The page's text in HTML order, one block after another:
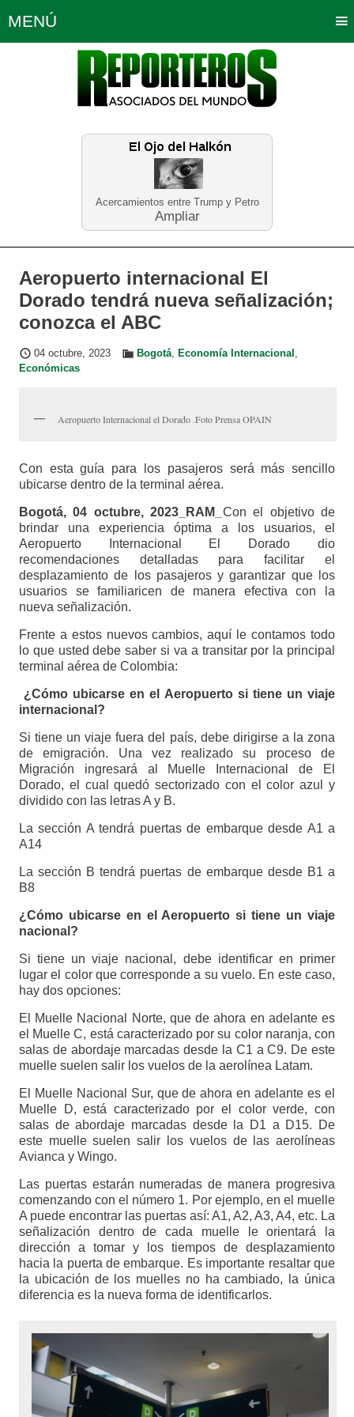
Acercamientos entre Trump y Petro
Ampliar
MENÚ
Política Opinión Bogotá
Planeta Tierra Deportes
Educación Neira
Aeropuerto internacional El
Dorado tendrá nueva señalización;
conozca el ABC
04 octubre, 2023 Bogotá, Economía Internacional ,
Económicas
Aeropuerto Internacional el Dorado .Foto Prensa OPAIN
Con esta guía para los pasajeros será más sencillo
ubicarse dentro de la terminal aérea.
Bogotá, 04 octubre, 2023_RAM_ Con el objetivo de
brindar una experiencia óptima a los usuarios, el
Aeropuerto Internacional El Dorado dio
recomendaciones detalladas para facilitar el
desplazamiento de los pasajeros y garantizar que los
usuarios se familiaricen de manera efectiva con la
nueva señalización.
Frente a estos nuevos cambios, aquí le contamos todo
lo que usted debe saber si va a transitar por la principal
terminal aérea de Colombia:
¿Cómo ubicarse en el Aeropuerto si tiene un viaje
internacional?
Si tiene un viaje fuera del país, debe dirigirse a la zona
de emigración. Una vez realizado su proceso de
Migración ingresará al Muelle Internacional de El
Dorado, el cual quedó sectorizado con el color azul y
dividido con las letras A y B.
La sección A tendrá puertas de embarque desde A1 a
A14
La sección B tendrá puertas de embarque desde B1 a
B8
¿Cómo ubicarse en el Aeropuerto si tiene un viaje
nacional?
Si tiene un viaje nacional, debe identificar en primer
lugar el color que corresponde a su vuelo. En este caso,
hay dos opciones:
El Muelle Nacional Norte, que de ahora en adelante es
el Muelle C, está caracterizado por su color naranja, con
salas de abordaje marcadas desde la C1 a C9. De este
muelle suelen salir los vuelos de la aerolínea Latam.
El Muelle Nacional Sur, que de ahora en adelante es el
Muelle D, está caracterizado por el color verde, con
salas de abordaje marcadas desde la D1 a D15. De
este muelle suelen salir los vuelos de las aerolíneas
Avianca y Wingo.
Las puertas estarán numeradas de manera progresiva
comenzando con el número 1. Por ejemplo, en el muelle
A puede encontrar las puertas así: A1, A2, A3, A4, etc. La
señalización dentro de cada muelle le orientará la
dirección a tomar y los tiempos de desplazamiento
hacia la puerta de embarque. Es importante resaltar que
la ubicación de los muelles no ha cambiado, la única
diferencia es la nueva forma de identificarlos.